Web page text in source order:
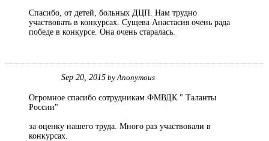
Спасибо, от детей, больных ДЦП. Нам трудно
участвовать в конкурсах. Сущева Анастасия очень рада
победе в конкурсе. Она очень старалась.
Sep 20, 2015 by Anonymous
Огромное спасибо сотрудникам ФМВДК " Таланты
России"
за оценку нашего труда. Много раз участвовали в
конкурсах.